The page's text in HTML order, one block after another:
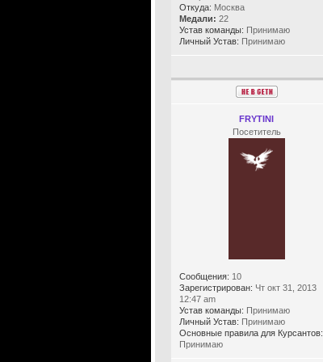
Откуда: Москва
Медали: 22
Устав команды: Принимаю
Личный Устав: Принимаю
FRYTINI
Посетитель
Сообщения: 10
Зарегистрирован: Чт окт 31, 2013
12:47 am
Устав команды: Принимаю
Личный Устав: Принимаю
Основные правила для Курсантов:
Принимаю